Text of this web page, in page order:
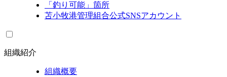
「釣り可能」箇所
苫小牧港管理組合公式SNSアカウント
組織紹介
組織概要